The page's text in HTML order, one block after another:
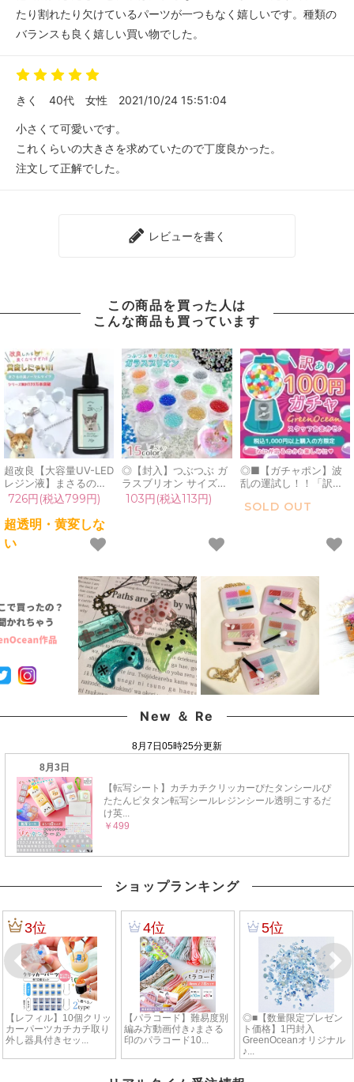
たり割れたり欠けているパーツが一つもなく嬉しいです。種類の
バランスも良く嬉しい買い物でした。
きく 40代 女性 2021/10/24 15:51:04
小さくて可愛いです。
これくらいの大きさを求めていたので丁度良かった。
注文して正解でした。
レビューを書く
この商品を買った人は
こんな商品も買っています
超改良【大容量UV-LED
レジン液】まさるの涙
ver.03 超透明 70g 初心
者 作家 コーティング
ハード 黄変しない 高品
質 クリア 猫 UVレジン
液 安い おすすめ
726円(税込799円)
超透明・黄変しな
い
◎【封入】つぶつぶ ガ
ラスブリオン サイズ
mix レジン封入素材 オ
ーロラ 封入パーツ ガラ
カラフル キラキラ 手芸
103円(税込113円)
◎■【ガチャポン】波
乱の運試し！！「訳あ
文につき1つだけよ♪毎
ーツ,雑貨,アクセサリー
SOLD OUT
New ＆ Re
ショップランキング